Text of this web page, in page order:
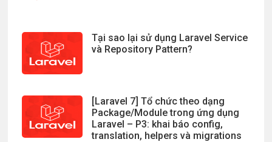
Tại sao lại sử dụng Laravel Service
và Repository Pattern?
[Laravel 7] Tổ chức theo dạng
Package/Module trong ứng dụng
Laravel – P3: khai báo config,
translation, helpers và migrations